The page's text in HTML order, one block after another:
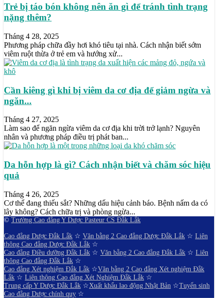
Trẻ bị táo bón không nên ăn gì để tránh tình trạng
nặng thêm?
Tháng 4 28, 2025
Phương pháp chữa đầy hơi khó tiêu tại nhà. Cách nhận biết sớm
viêm ruột thừa ở trẻ em và hướng xử...
Cần kiêng gì khi bị viêm da cơ địa để giảm ngừa và
ngăn...
Tháng 4 27, 2025
Làm sao để ngăn ngừa viêm da cơ địa khi trời trở lạnh? Nguyên
nhân và phương pháp điều trị phát ban...
Da hỗn hợp là gì? Cách nhận biết và chăm sóc hiệu
quả
Tháng 4 26, 2025
Cơ thể đang thiếu sắt? Những dấu hiệu cảnh báo. Bệnh nấm da có
lây không? Cách chữa trị và phòng ngừa...
© Trường Cao đẳng Y Dược Pasteur CS Đắk Lắk
Cao đẳng Dược Đắk Lắk ☆ Văn bằng 2 Cao đẳng Dược Đắk Lắk ☆ Liên
thông Cao đẳng Dược Đắk Lắk ☆
Cao đẳng Điều dưỡng Đắk Lắk ☆ Văn bằng 2 Cao đẳng Đắk Lắk ☆ Liên
thông Cao đẳng Đắk Lắk ☆
Cao đẳng Xét nghiệm Đắk Lắk ☆Văn bằng 2 Cao đẳng Xét nghiệm Đắk
Lắk ☆ Liên thông Cao đẳng Xét Nghiệm Đắk Lắk ☆
Trung cấp Y Dược Đắk Lắk ☆Xuất khẩu lao động Nhật Bản ☆Tuyển sinh
Cao đẳng Dược chính quy ☆